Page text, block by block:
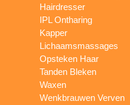
Hairdresser
IPL Ontharing
Kapper
Lichaamsmassages
Opsteken Haar
Tanden Bleken
Waxen
Wenkbrauwen Verven